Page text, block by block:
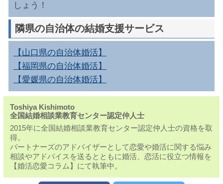
しょう！
隣県の自治体の結婚支援サービス
【山口県の自治体婚活】
【福岡県の自治体婚活】
【愛媛県の自治体婚活】
Toshiya Kishimoto
全国結婚相談業教育センター認定仲人士
2015年に全国結婚相談業教育センター認定仲人士の資格を取
得。
パートナーズのアドバイザーとして恋愛や婚活に関する悩み
相談やアドバイスを送るとともに婚活、恋活に役立つ情報を
【婚活恋愛コラム】にて執筆中。